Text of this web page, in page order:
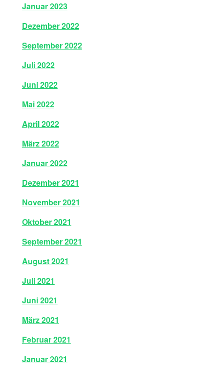
Januar 2023
Dezember 2022
September 2022
Juli 2022
Juni 2022
Mai 2022
April 2022
März 2022
Januar 2022
Dezember 2021
November 2021
Oktober 2021
September 2021
August 2021
Juli 2021
Juni 2021
März 2021
Februar 2021
Januar 2021